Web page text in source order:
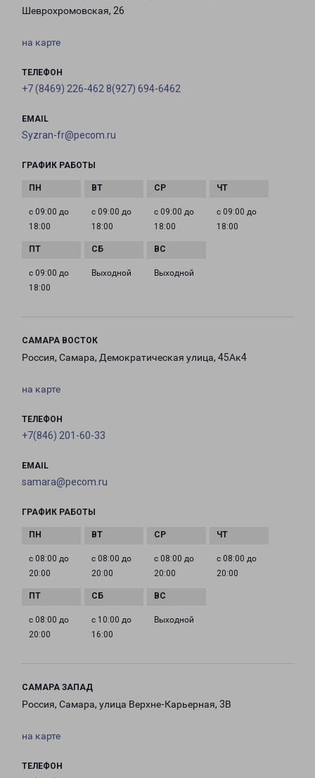
Шеврохромовская, 26
на карте
ТЕЛЕФОН
+7 (8469) 226-462 8(927) 694-6462
EMAIL
Syzran-fr@pecom.ru
ГРАФИК РАБОТЫ
с 09:00 до
18:00
с 09:00 до
18:00
с 09:00 до
18:00
с 09:00 до
18:00
с 09:00 до
18:00
Выходной Выходной
САМАРА ВОСТОК
Россия, Самара, Демократическая улица, 45Ак4
на карте
ТЕЛЕФОН
+7(846) 201-60-33
EMAIL
samara@pecom.ru
ГРАФИК РАБОТЫ
с 08:00 до
20:00
с 08:00 до
20:00
с 08:00 до
20:00
с 08:00 до
20:00
с 08:00 до
20:00
с 10:00 до
16:00
Выходной
САМАРА ЗАПАД
Россия, Самара, улица Верхне-Карьерная, 3В
на карте
ТЕЛЕФОН